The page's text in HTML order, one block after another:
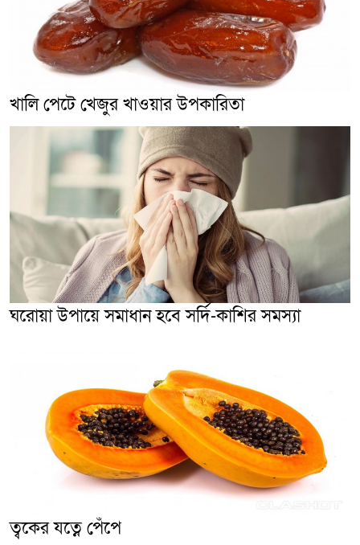
খালি পেটে খেজুর খাওয়ার উপকারিতা
ঘরোয়া উপায়ে সমাধান হবে সর্দি-কাশির সমস্যা
ত্বকের যত্নে পেঁপে